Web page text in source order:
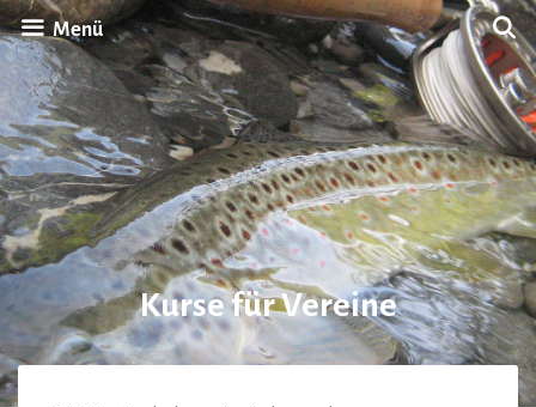
Zum
Inhalt
springen
Menü
Kurse für Vereine